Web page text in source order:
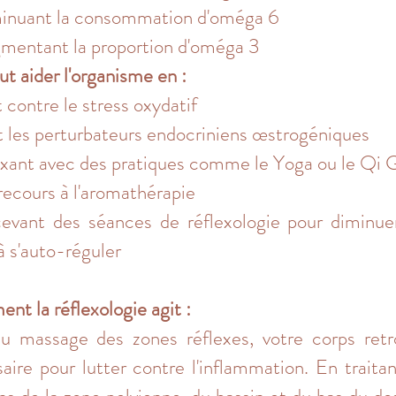
la consommation d'oméga 6
la proportion d'oméga 3
aider l'organisme en :​
le stress oxydatif
les perturbateurs endocriniens œstrogéniques
avec des pratiques comme le Yoga ou le Qi
à l'aromathérapie
des séances de réflexologie pour
s'auto-réguler
la réflexologie agit :
massage des zones réflexes, votre corps
pour lutter contre l'inflammation. En